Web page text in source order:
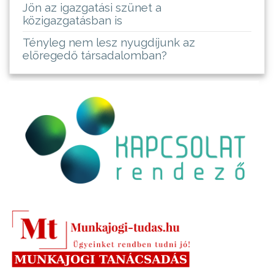
Jön az igazgatási szünet a
közigazgatásban is
Tényleg nem lesz nyugdíjunk az
elöregedő társadalomban?